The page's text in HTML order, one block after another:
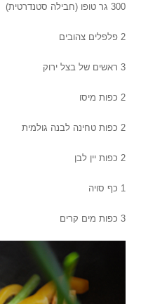
300 גר טופו (חבילה סטנדרטית)
2 פלפלים צהובים
3 ראשים של בצל ירוק
2 כפות מיסו
2 כפות טחינה לבנה גולמית
2 כפות יין לבן
1 כף סויה
3 כפות מים קרים